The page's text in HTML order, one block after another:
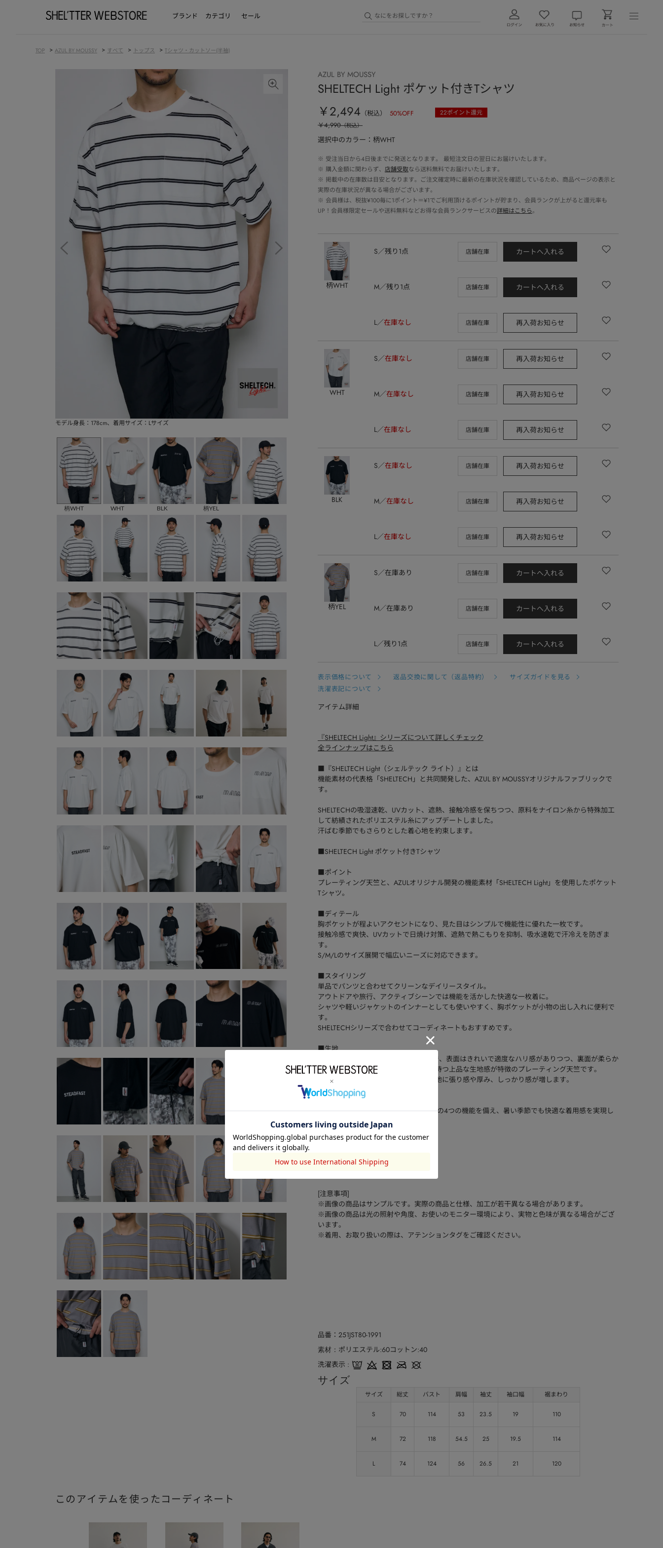
ブランド カテゴリ セール
TOP > AZUL BY MOUSSY > すべて > トップス > Tシャツ・カットソー(半袖)
モデル身長：178cm、着用サイズ：Lサイズ
柄WHT WHT BLK 柄YEL
AZUL BY MOUSSY
SHELTECH Light ポケット付きTシャツ
￥2,494 （税込） 50%OFF 22ポイント還元
￥4,990（税込）
選択中のカラー：柄WHT
※ 受注当日から4日後までに発送となります。 最短注文日の翌日にお届けいたします。
※ 購入金額に関わらず、 店舗受取なら送料無料でお届けいたします。
※ 掲載中の在庫数は目安となります。ご注文確定時に最新の在庫状況を確認しているため、商品ページの表示と
実際の在庫状況が異なる場合がございます。
※ 会員様は、税抜¥100毎に1ポイント＝¥1でご利用頂けるポイントが貯まり、会員ランクが上がると還元率も
UP！会員様限定セールや送料無料などお得な会員ランクサービスの詳細はこちら。
柄WHT
S 残り1点 店舗在庫 カートへ入れる
M 残り1点 店舗在庫 カートへ入れる
L 在庫なし 店舗在庫 再入荷お知らせ
WHT
S 在庫なし 店舗在庫 再入荷お知らせ
M 在庫なし 店舗在庫 再入荷お知らせ
L 在庫なし 店舗在庫 再入荷お知らせ
BLK
S 在庫なし 店舗在庫 再入荷お知らせ
M 在庫なし 店舗在庫 再入荷お知らせ
L 在庫なし 店舗在庫 再入荷お知らせ
柄YEL
S 在庫あり 店舗在庫 カートへ入れる
M 在庫あり 店舗在庫 カートへ入れる
L 残り1点 店舗在庫 カートへ入れる
表示価格について 返品交換に関して（返品特約）
サイズガイドを見る
洗濯表記について
アイテム詳細
『SHELTECH Light』シリーズについて詳しくチェック
全ラインナップはこちら
■『SHELTECH Light（シェルテック ライト）』とは
機能素材の代表格「SHELTECH」と共同開発した、AZUL BY MOUSSYオリジナルファブリックで
す。
SHELTECHの吸湿速乾、UVカット、遮熱、接触冷感を保ちつつ、原料をナイロン糸から特殊加工
して紡績されたポリエステル糸にアップデートしました。
汗ばむ季節でもさらりとした着心地を約束します。
■SHELTECH Light ポケット付きTシャツ
■ポイント
プレーティング天竺と、AZULオリジナル開発の機能素材「SHELTECH Light」を使用したポケット
Tシャツ。
■ディテール
胸ポケットが程よいアクセントになり、見た目はシンプルで機能性に優れた一枚です。
接触冷感で爽快、UVカットで日焼け対策、遮熱で熱こもりを抑制、吸水速乾で汗冷えを防ぎま
す。
S/M/Lのサイズ展開で幅広いニーズに対応できます。
■スタイリング
単品でパンツと合わせてクリーンなデイリースタイル。
アウトドアや旅行、アクティブシーンでは機能を活かした快適な一枚着に。
シャツや軽いジャケットのインナーとしても使いやすく、胸ポケットが小物の出し入れに便利で
す。
SHELTECHシリーズで合わせてコーディネートもおすすめです。
■生地
2本の糸を同時に引き入れて編むことで、表面はきれいで適度なハリ感がありつつ、裏面が柔らか
く肌に馴染む、しっかりとした厚みを持つ上品な生地感が特徴のプレーティング天竺です。
透けにくく、ストレッチ性に優れ、生地に張り感や厚み、しっかり感が増します。
「SHELTECH Light」機能糸を使用。
接触冷感・UVカット・遮熱・吸水速乾の4つの機能を備え、暑い季節でも快適な着用感を実現し
ます。
透け感：なし
伸縮性：ややあり
[注意事項]
※画像の商品はサンプルです。実際の商品と仕様、加工が若干異なる場合があります。
※画像の商品は光の照射や角度、お使いのモニター環境により、実物と色味が異なる場合がござ
います。
※着用、お取り扱いの際は、アテンションタグをご確認ください。
品番 251JST80-1991
素材
ポリエステル:60コットン:40
洗濯表示
サイズ
サイズ 総丈 バスト 肩幅 袖丈 袖口幅 裾まわり
S 70 114 53 23.5 19 110
M 72 118 54.5 25 19.5 114
L 74 124 56 26.5 21 120
このアイテムを使ったコーディネート